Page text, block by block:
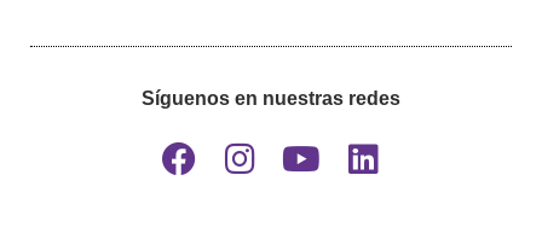
Síguenos en nuestras redes